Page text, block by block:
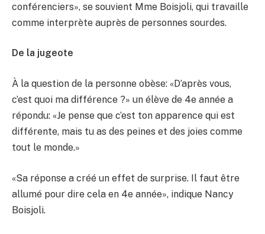
conférenciers», se souvient Mme Boisjoli, qui travaille
comme interprète auprès de personnes sourdes.
De la jugeote
À la question de la personne obèse: «D’après vous,
c’est quoi ma différence ?» un élève de 4e année a
répondu: «Je pense que c’est ton apparence qui est
différente, mais tu as des peines et des joies comme
tout le monde.»
«Sa réponse a créé un effet de surprise. Il faut être
allumé pour dire cela en 4e année», indique Nancy
Boisjoli.